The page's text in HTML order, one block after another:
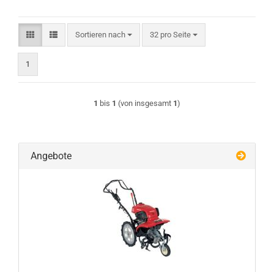
Sortieren nach
Sortieren nach 32 pro Seite
pro Seite
1
1 bis 1 (von insgesamt 1)
Angebote